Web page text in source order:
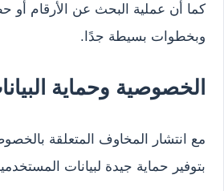
كما أن عملية البحث عن الأرقام أو
وبخطوات بسيطة جدًا.
الخصوصية وحماية
مع انتشار المخاوف المتعلقة
بتوفير حماية جيدة لبيانات